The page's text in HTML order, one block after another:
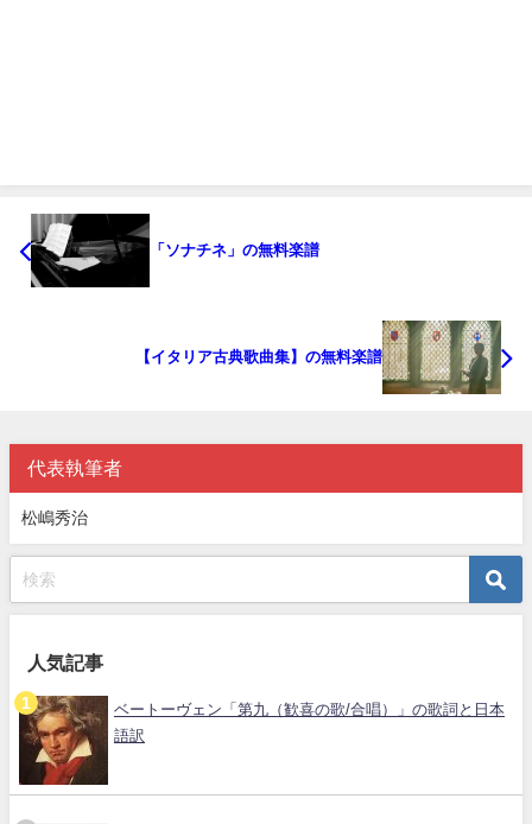
「ソナチネ」の無料楽譜
【イタリア古典歌曲集】の無料楽譜
代表執筆者
松嶋秀治
人気記事
ベートーヴェン「第九（歓喜の歌/合唱）」の歌詞と日本
語訳